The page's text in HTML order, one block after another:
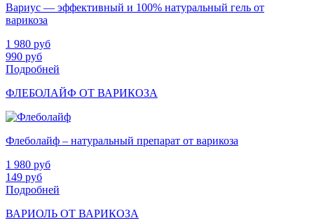
Вариус — эффективный и 100% натуральный гель от
варикоза
1 980 руб
990 руб
Подробней
ФЛЕБОЛАЙФ ОТ ВАРИКОЗА
Флеболайф – натуральный препарат от варикоза
1 980 руб
149 руб
Подробней
ВАРИОЛЬ ОТ ВАРИКОЗА